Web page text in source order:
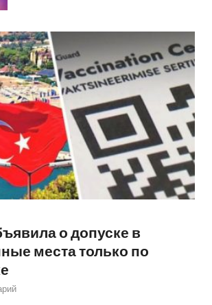
о допуске в
места только по